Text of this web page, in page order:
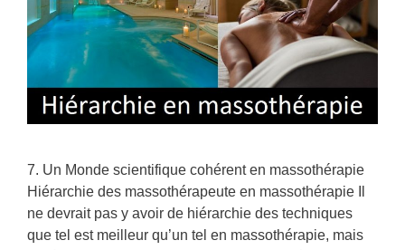
7. Un Monde scientifique cohérent en massothérapie
Hiérarchie des massothérapeute en massothérapie Il
ne devrait pas y avoir de hiérarchie des techniques
que tel est meilleur qu’un tel en massothérapie, mais